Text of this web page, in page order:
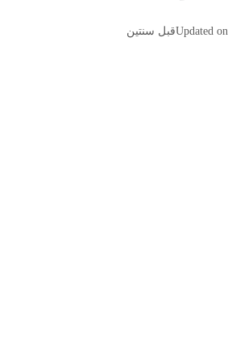
Updated onقبل سنتين